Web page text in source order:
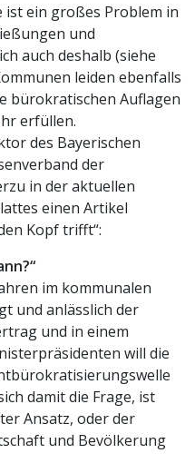
ein großes Problem in
und
auch deshalb (siehe
leiden ebenfalls
bürokratischen Auflagen
erfüllen.
des Bayerischen
der
in der aktuellen
einen Artikel
Kopf trifft“:
im kommunalen
und anlässlich der
und in einem
will die
damit die Frage, ist
Ansatz, oder der
und Bevölkerung